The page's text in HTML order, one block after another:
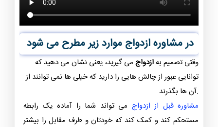
در مشاوره ازدواج موارد زیر مطرح می شود
وقتی تصمیم بهازدواج می گیرید، یعنی نشان می دهید که
توانایی عبور از چالش هایی را دارید که خیلی ها نمی توانند از
آن ها بگذرند.
مشاوره قبل از ازدواج می تواند شما را آماده یک رابطه
مستحکم کند و کمک کند که خودتان و طرف مقابل را بیشتر